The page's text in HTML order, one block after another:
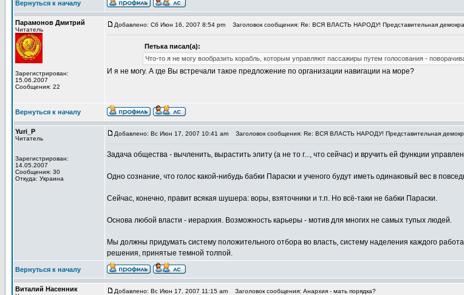
Вернуться к началу
Парамонов Дмитрий
Читатель
Зарегистрирован:
15.06.2007
Сообщения: 22
Добавлено: Сб Июн 16, 2007 8:54 pm Заголовок сообщения: Re: ВСЯ ВЛАСТЬ НАРОДУ! Представительная
Петька писал(а):
Что-то я не могу вообразить корабль, которым управляют пассажиры путем голосования -
И я не могу. А где Вы встречали такое предложение по организации навигации на море?
Вернуться к началу
Yuri_P
Читатель
Зарегистрирован:
14.05.2007
Сообщения: 30
Откуда: Украина
Добавлено: Вс Июн 17, 2007 10:41 am Заголовок сообщения: Re: ВСЯ ВЛАСТЬ НАРОДУ! Представительная
Задача общества - вычленить, вырастить элиту (а не то г..., что сейчас) и вручить ей функции
Одно сознание, что голос какой-нибудь бабки Параски и ученого будут иметь одинаковый вес в
Сейчас, конечно, правит всякая шушера: воры, взяточники и т.п. Но всё-таки не бабки Параски.
Основа любой власти - иерархия. Возможность карьеры - мотив для многих не самых тупых людей.
Мы должны придумать систему положительного отбора во власть, систему наделения каждого
решения, принятые темной толпой.
Вернуться к началу
Виталий Насенник Добавлено: Вс Июн 17, 2007 11:15 am Заголовок сообщения: Анархия - мать порядка?